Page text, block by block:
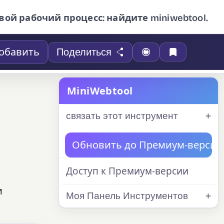
рабочий процесс: найдите miniwebtool.
Поделиться
MiniWebtool
связать этот инструмент
Обновить до Премиум-версии
Доступ к Премиум-версии
Моя Панель Инструментов